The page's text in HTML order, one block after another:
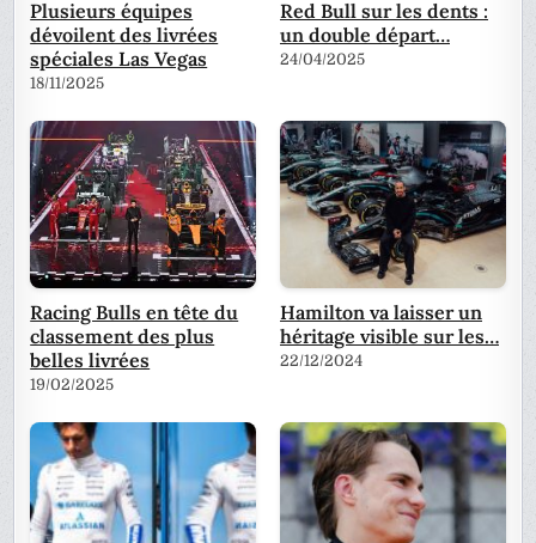
Plusieurs équipes
dévoilent des livrées
spéciales Las Vegas
18/11/2025
Red Bull sur les dents :
un double départ…
24/04/2025
Racing Bulls en tête du
classement des plus
belles livrées
19/02/2025
Hamilton va laisser un
héritage visible sur les…
22/12/2024